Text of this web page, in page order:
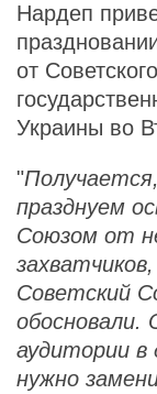
Нардеп
от
Украины во
"
празднуем
Союзом от
Советский
обосновали.
аудитории в
нужно